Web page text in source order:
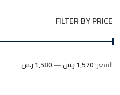
FILTER BY PRICE
السعر:1,570 ر.س —1,580 ر.س